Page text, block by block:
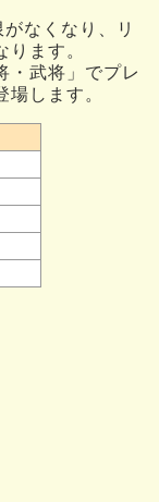
なくなり、リ
ます。
・武将」でプレ
します。